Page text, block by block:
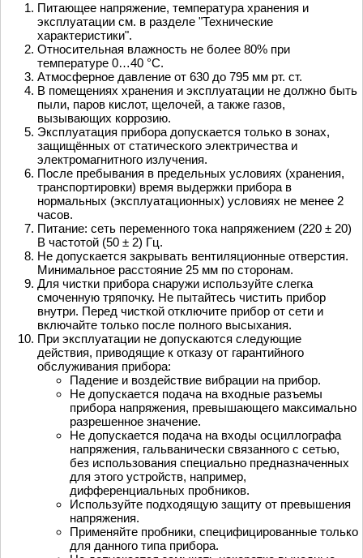
Питающее напряжение, температура хранения и
эксплуатации см. в разделе "Технические
характеристики".
Относительная влажность не более 80% при
температуре 0…40 °С.
Атмосферное давление от 630 до 795 мм рт. ст.
В помещениях хранения и эксплуатации не должно быть
пыли, паров кислот, щелочей, а также газов,
вызывающих коррозию.
Эксплуатация прибора допускается только в зонах,
защищённых от статического электричества и
электромагнитного излучения.
После пребывания в предельных условиях (хранения,
транспортировки) время выдержки прибора в
нормальных (эксплуатационных) условиях не менее 2
часов.
Питание: сеть переменного тока напряжением (220 ± 20)
В частотой (50 ± 2) Гц.
Не допускается закрывать вентиляционные отверстия.
Минимальное расстояние 25 мм по сторонам.
Для чистки прибора снаружи используйте слегка
смоченную тряпочку. Не пытайтесь чистить прибор
внутри. Перед чисткой отключите прибор от сети и
включайте только после полного высыхания.
При эксплуатации не допускаются следующие
действия, приводящие к отказу от гарантийного
обслуживания прибора:
Падение и воздействие вибрации на прибор.
Не допускается подача на входные разъемы
прибора напряжения, превышающего максимально
разрешенное значение.
Не допускается подача на входы осциллографа
напряжения, гальванически связанного с сетью,
без использования специально предназначенных
для этого устройств, например,
дифференциальных пробников.
Используйте подходящую защиту от превышения
напряжения.
Применяйте пробники, специфицированные только
для данного типа прибора.